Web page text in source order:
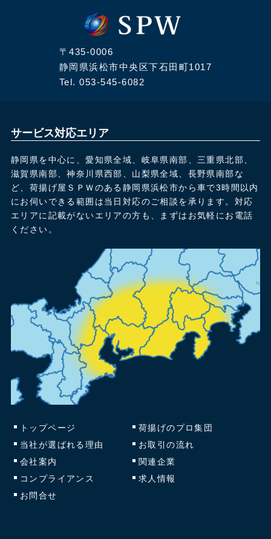
〒435-0006
静岡県浜松市中央区下石田町1017
Tel.053-545-6082
サービス対応エリア
静岡県を中心に、愛知県全域、岐阜県南部、三重県北部、
滋賀県南部、神奈川県西部、山梨県全域、長野県南部な
ど、荷揚げ屋ＳＰＷのある静岡県浜松市から車で3時間以内
にお伺いできる範囲は当日対応のご相談を承ります。対応
エリアに記載がないエリアの方も、まずはお気軽にお電話
ください。
トップページ
荷揚げのプロ集団
当社が選ばれる理由
お取引の流れ
会社案内
関連企業
コンプライアンス
求人情報
お問合せ